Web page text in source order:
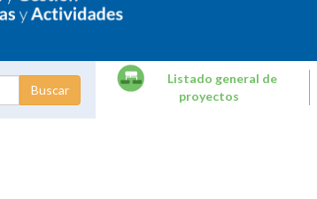
Listado general de
proyectos